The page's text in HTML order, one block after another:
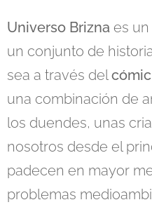
Universo Brizna es
un conjunto de
sea a través del cómic
una combinación de
los duendes, unas
nosotros desde el
padecen en mayor
problemas